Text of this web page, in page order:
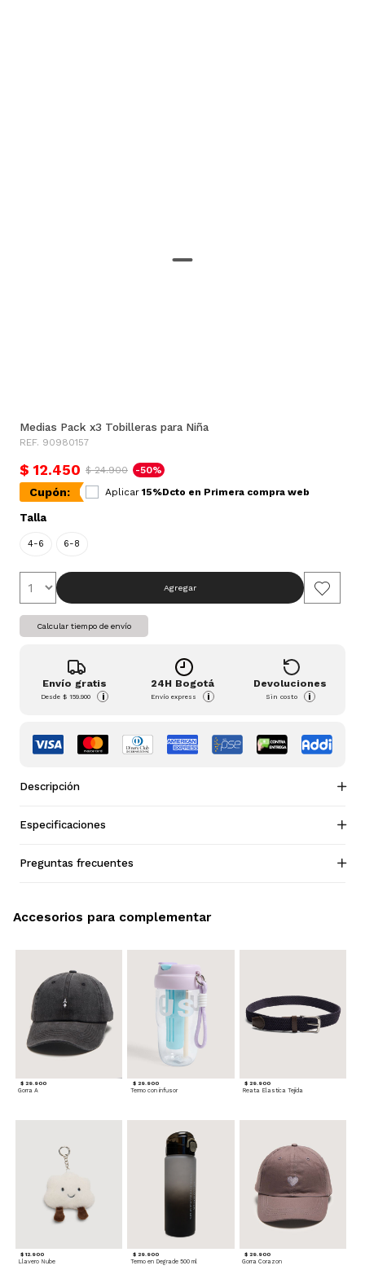
Medias Pack x3 Tobilleras para Niña
REF. 90980157
$ 12.450 $ 24.900 -50%
Cupón: Aplicar 15%Dcto en Primera compra web
Talla
4-6 6-8
Agregar
Calcular tiempo de envío
Envío gratis
Desde$ 159.900 i
24H Bogotá
Envío express i
Devoluciones
Sin costo i
Descripción
Especificaciones
Preguntas frecuentes
$ 29.900
Gorra A
$ 29.900
Termo con infusor
$ 29.900
Reata Elastica Tejida
$ 12.900
Llavero Nube
$ 29.900
Termo en Degrade 500 ml
$ 29.900
Gorra Corazon
Accesorios para complementar